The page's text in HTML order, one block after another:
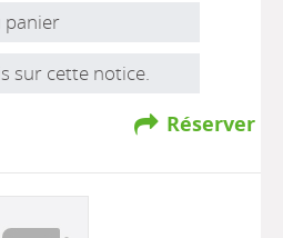
panier
sur cette notice.
Réserver